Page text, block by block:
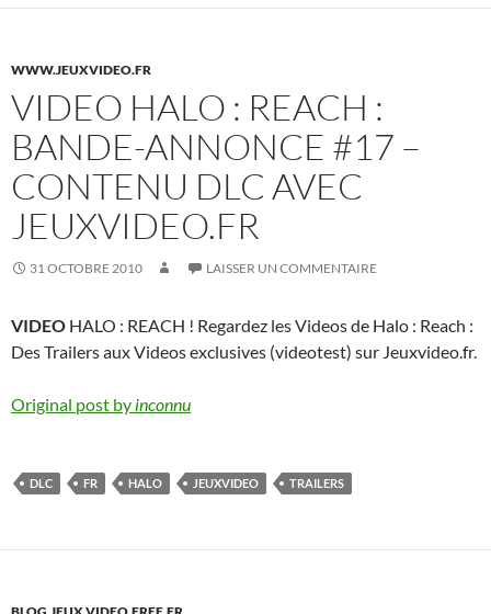
WWW.JEUXVIDEO.FR
VIDEO HALO : REACH :
BANDE-ANNONCE #17 –
CONTENU DLC AVEC
JEUXVIDEO.FR
31 OCTOBRE 2010 LAISSER UN COMMENTAIRE
VIDEO HALO : REACH ! Regardez les Videos de Halo : Reach :
Des Trailers aux Videos exclusives (videotest) sur Jeuxvideo.fr.
Original post by inconnu
DLC FR HALO JEUXVIDEO TRAILERS